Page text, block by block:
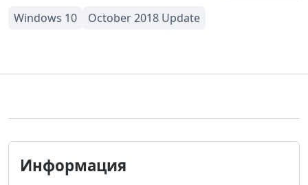
Информация